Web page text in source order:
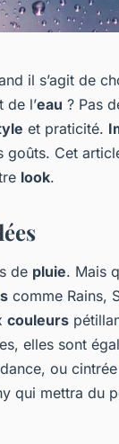
il s’agit de
de l’eau ? Pas
et praticité.
goûts. Cet
look.
de pluie. Mais
comme Rains,
couleurs
elles sont
ou
qui mettra du